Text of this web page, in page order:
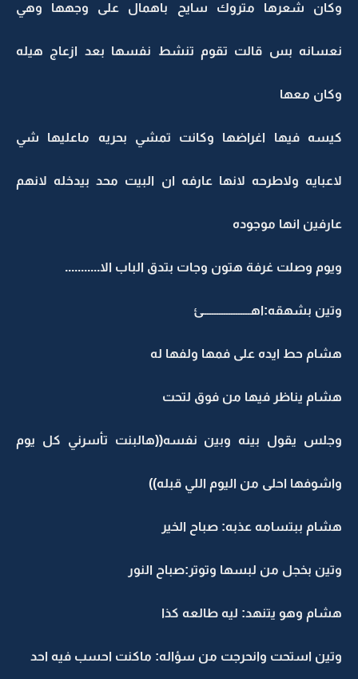
وكان شعرها متروك سايح باهمال على وجهها وهي
نعسانه بس قالت تقوم تنشط نفسها بعد ازعاج هيله
وكان معها
كيسه فيها اغراضها وكانت تمشي بحريه ماعليها شي
لاعبايه ولاطرحه لانها عارفه ان البيت محد بيدخله لانهم
عارفين انها موجوده
ويوم وصلت غرفة هتون وجات بتدق الباب الا...........
وتين بشهقه:اهــــــــــــــــــــئ
هشام حط ايده على فمها ولفها له
هشام يناظر فيها من فوق لتحت
وجلس يقول بينه وبين نفسه((هالبنت تأسرني كل يوم
واشوفها احلى من اليوم اللي قبله))
هشام ببتسامه عذبه: صباح الخير
وتين بخجل من لبسها وتوتر:صباح النور
هشام وهو يتنهد: ليه طالعه كذا
وتين استحت وانحرجت من سؤاله: ماكنت احسب فيه احد